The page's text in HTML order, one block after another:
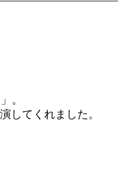
。
してくれました。